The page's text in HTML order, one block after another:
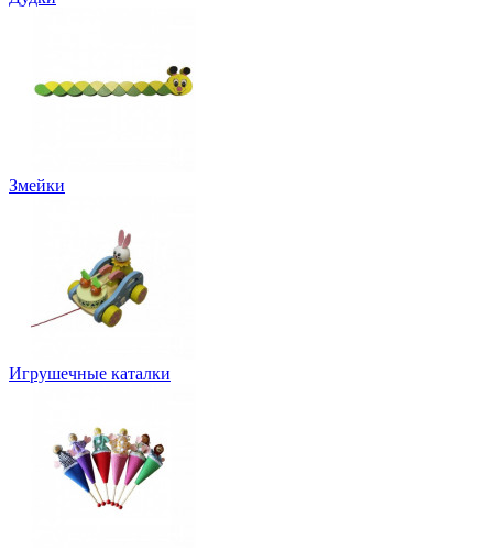
Змейки
Игрушечные каталки